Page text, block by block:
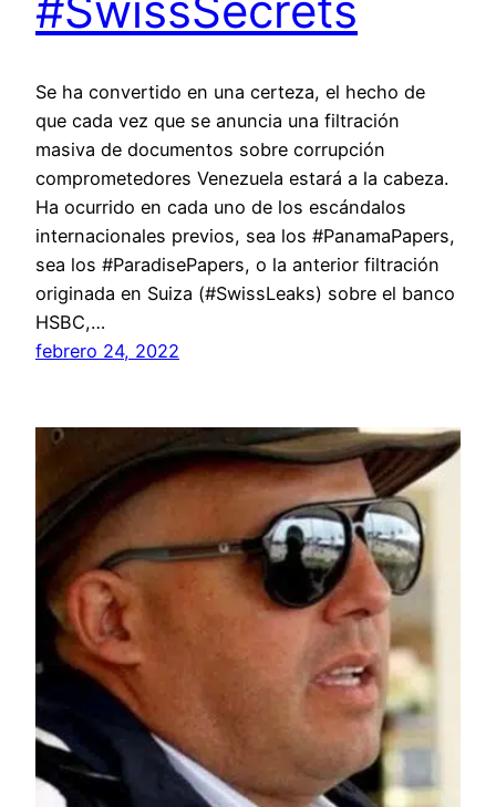
Se ha convertido en una certeza, el hecho de
que cada vez que se anuncia una filtración
masiva de documentos sobre corrupción
comprometedores Venezuela estará a la cabeza.
Ha ocurrido en cada uno de los escándalos
internacionales previos, sea los #PanamaPapers,
sea los #ParadisePapers, o la anterior filtración
originada en Suiza (#SwissLeaks) sobre el banco
HSBC,…
febrero 24, 2022